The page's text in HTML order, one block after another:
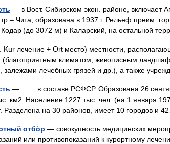
— в Вост. Сибирском экон. районе, включает
– Чита; образована в 1937 г. Рельеф преим.
(до 3072 м) и Каларский, на остальной
лечение + Ort место) местности,
(благоприятным климатом, живописным
залежами лечебных грязей и др.), а также
— в составе РСФСР. Образована 26
км2. Население 1227 тыс. чел. (на 1 января
Разделена на 30 районов, имеет 10 городов и
отбо́р — совокупность медицинских
или противопоказаний к курортному